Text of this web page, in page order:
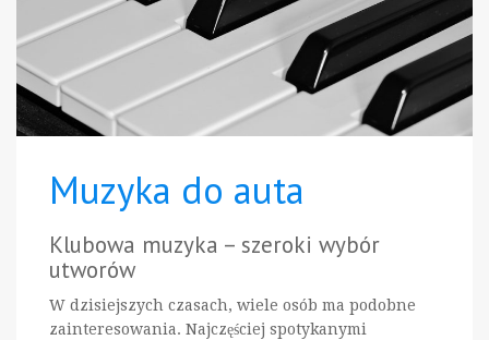
Muzyka do auta
Klubowa muzyka – szeroki wybór
utworów
W dzisiejszych czasach, wiele osób ma podobne
zainteresowania. Najczęściej spotykanymi